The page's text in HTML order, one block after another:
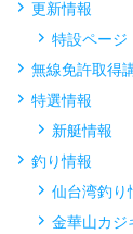
更新情報
特設ページ
無線免許取得
特選情報
新艇情報
釣り情報
仙台湾釣り
金華山カジ